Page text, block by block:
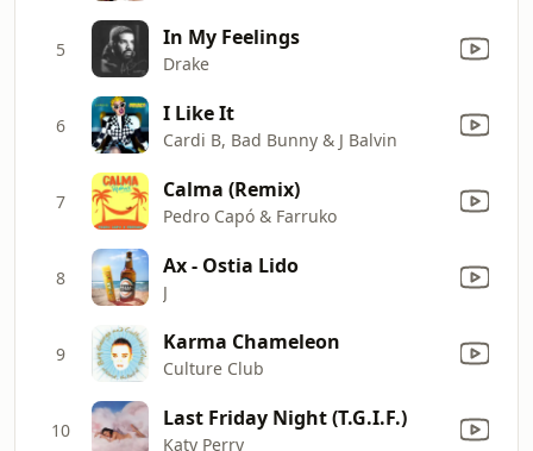
5 In My Feelings
Drake
6 I Like It
Cardi B, Bad Bunny & J Balvin
7 Calma (Remix)
Pedro Capó & Farruko
8 Ax - Ostia Lido
J
9 Karma Chameleon
Culture Club
10 Last Friday Night (T.G.I.F.)
Katy Perry